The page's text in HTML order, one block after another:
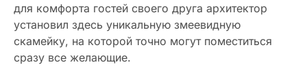
для комфорта гостей своего друга архитектор
установил здесь уникальную змеевидную
скамейку, на которой точно могут поместиться
сразу все желающие.